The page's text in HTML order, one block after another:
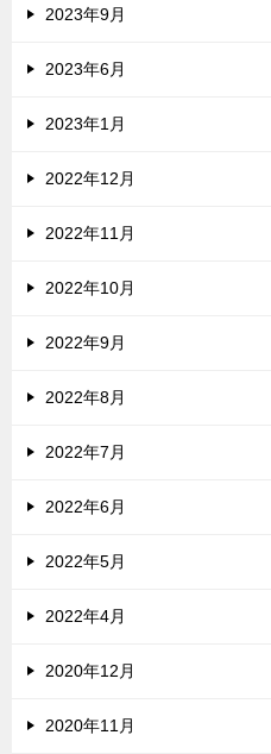
2023年9月
2023年6月
2023年1月
2022年12月
2022年11月
2022年10月
2022年9月
2022年8月
2022年7月
2022年6月
2022年5月
2022年4月
2020年12月
2020年11月